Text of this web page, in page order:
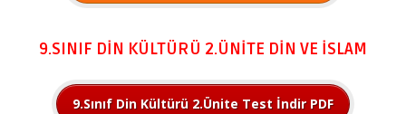
9.SINIF DİN KÜLTÜRÜ 2.ÜNİTE DİN VE İSLAM
9.Sınıf Din Kültürü 2.Ünite Test İndir PDF